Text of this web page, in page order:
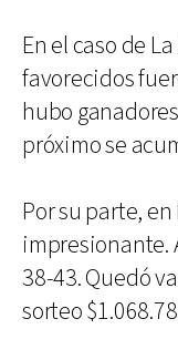
En el caso de
favorecidos
hubo
próximo se
Por su parte,
impresionante.
38-43. Quedó
sorteo